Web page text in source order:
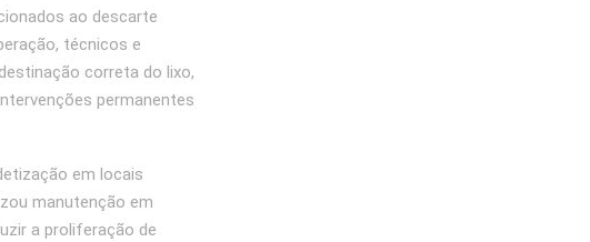
ao descarte
técnicos e
correta do lixo,
permanentes
em locais
manutenção em
a proliferação de